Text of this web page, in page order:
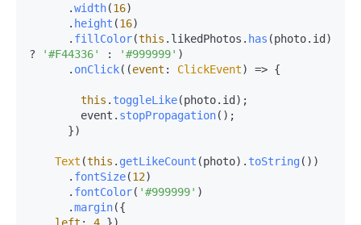
      .
width(16)
      .
height (16)
      .
fillColor(this . likedPhotos . has (photo. id)
?
'#F44336' : '#999999' )
      .
onClick( (event : ClickEvent) => {
this . toggleLike(photo. id);
        event.
stopPropagation();
Text (this . getLikeCount (photo). toString ())
      .
fontSize(12)
      .
fontColor( '#999999' )
      .
margin({
left : 4 })